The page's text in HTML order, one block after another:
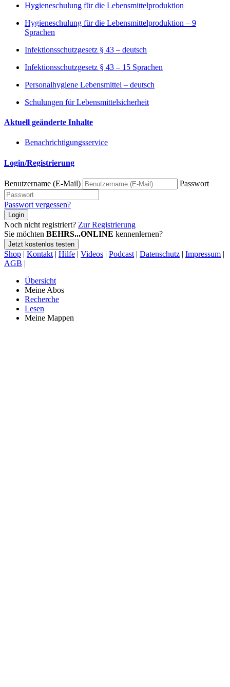
Hygieneschulung für die Lebensmittelproduktion
Hygieneschulung für die Lebensmittelproduktion – 9
Sprachen
Infektionsschutzgesetz § 43 – deutsch
Infektionsschutzgesetz § 43 – 15 Sprachen
Personalhygiene Lebensmittel – deutsch
Schulungen für Lebensmittelsicherheit
Aktuell geänderte Inhalte
Benachrichtigungsservice
Login/Registrierung
Benutzername (E-Mail) Passwort
Passwort vergessen?
Login
Noch nicht registriert? Zur Registrierung
Sie möchten BEHRS...ONLINE kennenlernen?
Jetzt kostenlos testen
Shop | Kontakt | Hilfe | Videos | Podcast | Datenschutz | Impressum |
AGB |
Übersicht
Meine Abos
Recherche
Lesen
Meine Mappen